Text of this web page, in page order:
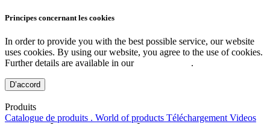
Principes concernant les cookies
In order to provide you with the best possible service, our website
uses cookies. By using our website, you agree to the use of cookies.
Further details are available in our
.
D’accord
Produits
Catalogue de produits . World of products Téléchargement Videos